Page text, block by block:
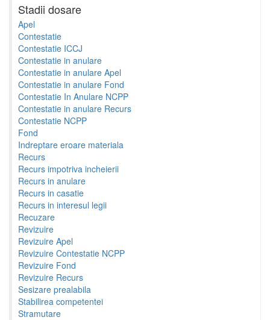
Stadii dosare
Apel
Contestatie
Contestatie ICCJ
Contestatie in anulare
Contestatie in anulare Apel
Contestatie in anulare Fond
Contestatie In Anulare NCPP
Contestatie in anulare Recurs
Contestatie NCPP
Fond
Indreptare eroare materiala
Recurs
Recurs impotriva incheierii
Recurs in anulare
Recurs in casatie
Recurs in interesul legii
Recuzare
Revizuire
Revizuire Apel
Revizuire Contestatie NCPP
Revizuire Fond
Revizuire Recurs
Sesizare prealabila
Stabilirea competentei
Stramutare